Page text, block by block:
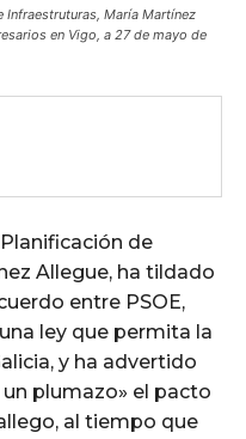
Infraestruturas, María Martínez
en Vigo, a 27 de mayo de
de
Allegue, ha tildado
entre PSOE,
ley que permita la
y ha advertido
plumazo» el pacto
al tiempo que